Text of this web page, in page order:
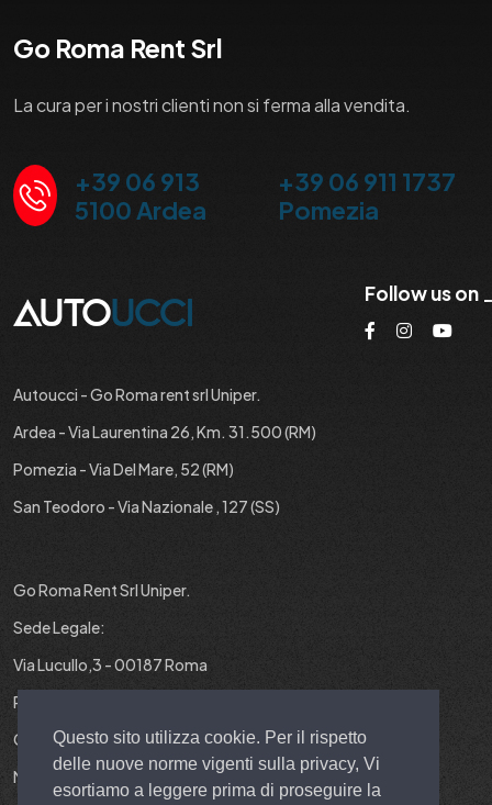
Questo sito utilizza cookie. Per il rispetto
delle nuove norme vigenti sulla privacy, Vi
esortiamo a leggere prima di proseguire la
Go Roma Rent Srl
La cura per i nostri clienti non si ferma alla vendita.
+39 06 913
5100 Ardea
+39 06 911 1737
Pomezia
Follow us on
Autoucci - Go Roma rent srl Uniper.
Ardea - Via Laurentina 26, Km. 31.500 (RM)
Pomezia - Via Del Mare, 52 (RM)
San Teodoro - Via Nazionale , 127 (SS)
Go Roma Rent Srl Uniper.
Sede Legale:
Via Lucullo,3 - 00187 Roma
P.IVA : 12829431001
Cap. Soc. : 10.000 EURO I.V.
N° REA : RM-1403299